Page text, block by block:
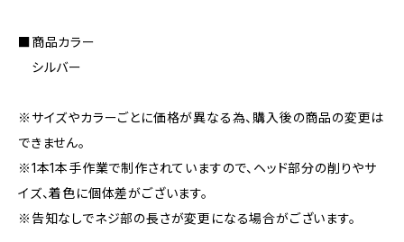
■商品カラー
シルバー
※サイズやカラーごとに価格が異なる為、購入後の商品の変更は
できません。
※1本1本手作業で制作されていますので、ヘッド部分の削りやサ
イズ、着色に個体差がございます。
※告知なしでネジ部の長さが変更になる場合がございます。